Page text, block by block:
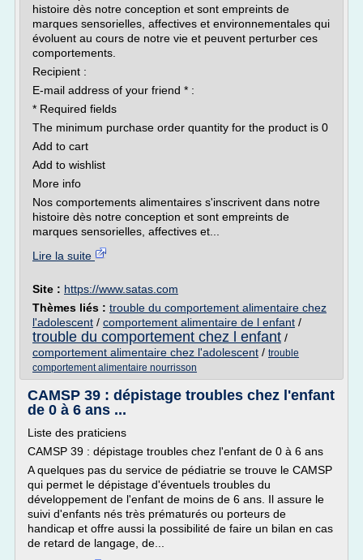
histoire dès notre conception et sont empreints de
marques sensorielles, affectives et environnementales qui
évoluent au cours de notre vie et peuvent perturber ces
comportements.
Recipient :
E-mail address of your friend * :
* Required fields
The minimum purchase order quantity for the product is 0
Add to cart
Add to wishlist
More info
Nos comportements alimentaires s'inscrivent dans notre
histoire dès notre conception et sont empreints de
marques sensorielles, affectives et...
Lire la suite
Site : https://www.satas.com
Thèmes liés : trouble du comportement alimentaire chez
l'adolescent / comportement alimentaire de l enfant /
trouble du comportement chez l enfant /
comportement alimentaire chez l'adolescent / trouble
comportement alimentaire nourrisson
CAMSP 39 : dépistage troubles chez l'enfant
de 0 à 6 ans ...
Liste des praticiens
CAMSP 39 : dépistage troubles chez l'enfant de 0 à 6 ans
A quelques pas du service de pédiatrie se trouve le CAMSP
qui permet le dépistage d'éventuels troubles du
développement de l'enfant de moins de 6 ans. Il assure le
suivi d'enfants nés très prématurés ou porteurs de
handicap et offre aussi la possibilité de faire un bilan en cas
de retard de langage, de...